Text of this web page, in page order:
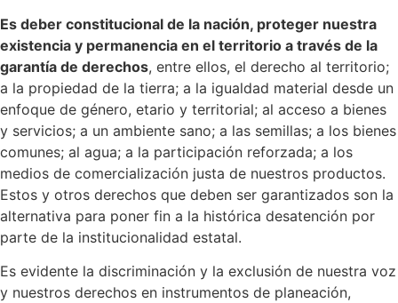
Es deber constitucional de la nación, proteger nuestra
existencia y permanencia en el territorio a través de la
garantía de derechos, entre ellos, el derecho al territorio;
a la propiedad de la tierra; a la igualdad material desde un
enfoque de género, etario y territorial; al acceso a bienes
y servicios; a un ambiente sano; a las semillas; a los bienes
comunes; al agua; a la participación reforzada; a los
medios de comercialización justa de nuestros productos.
Estos y otros derechos que deben ser garantizados son la
alternativa para poner fin a la histórica desatención por
parte de la institucionalidad estatal.
Es evidente la discriminación y la exclusión de nuestra voz
y nuestros derechos en instrumentos de planeación,